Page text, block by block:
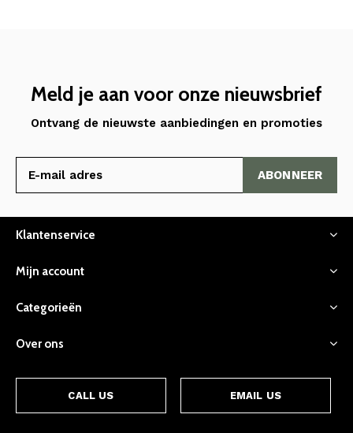
Meld je aan voor onze nieuwsbrief
Ontvang de nieuwste aanbiedingen en promoties
ABONNEER
Klantenservice
Mijn account
Categorieën
Over ons
CALL US EMAIL US